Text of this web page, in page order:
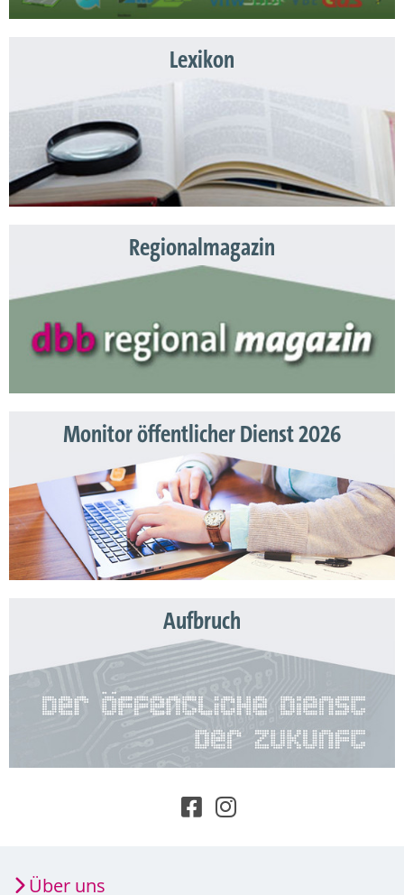
Lexikon
Regionalmagazin
Monitor öffentlicher Dienst 2026
Aufbruch
Über uns